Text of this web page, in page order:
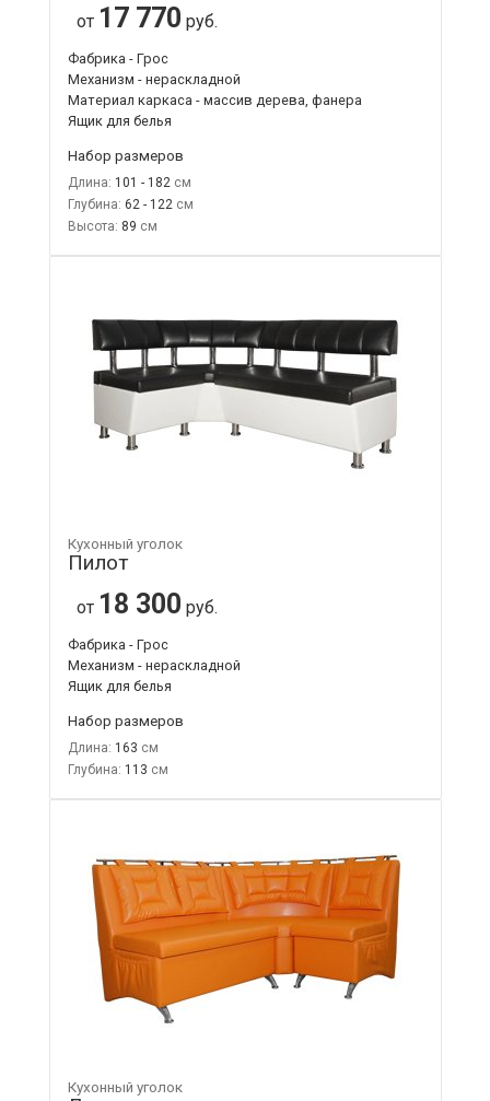
от 17 770 руб.
Фабрика - Грос
Механизм - нераскладной
Материал каркаса - массив дерева, фанера
Ящик для белья
Набор размеров
Длина: 101 - 182
Глубина: 62 - 122
Высота: 89
Кухонный уголок
Пилот
от 18 300 руб.
Фабрика - Грос
Механизм - нераскладной
Ящик для белья
Набор размеров
Длина: 163
Глубина: 113
Кухонный уголок